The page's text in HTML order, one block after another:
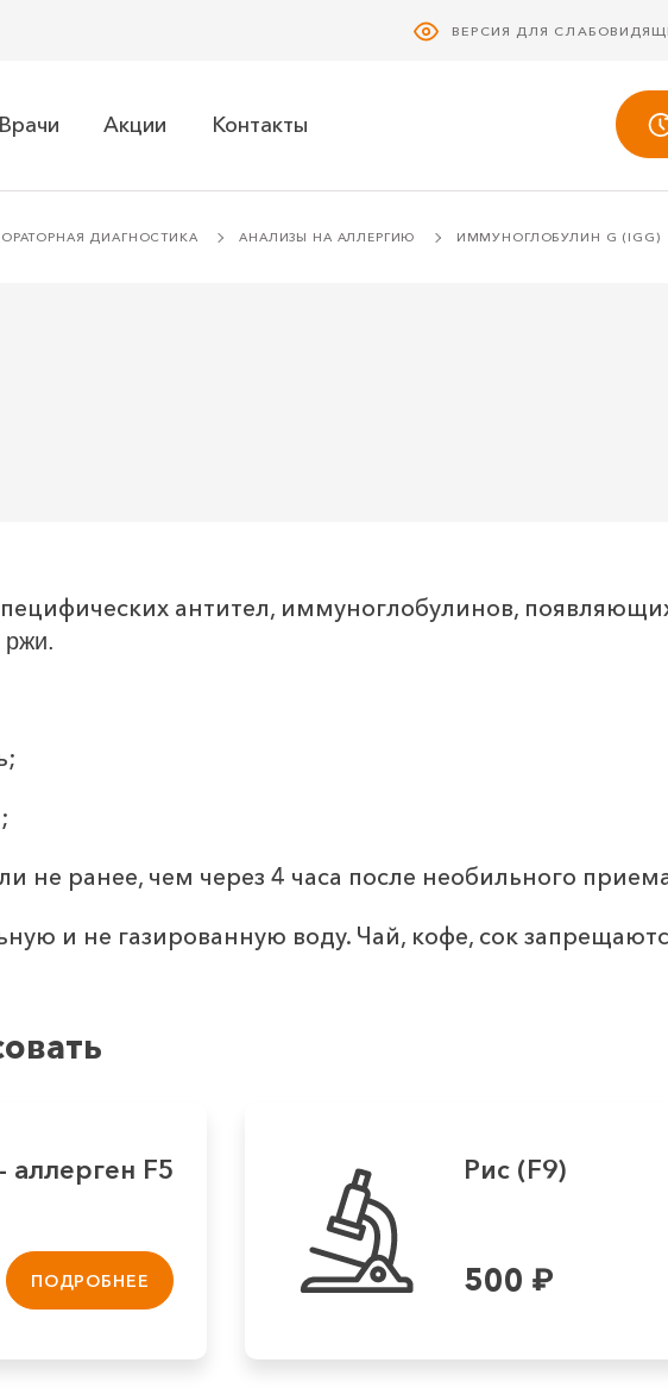
ВЕРСИЯ ДЛЯ
Врачи Акции Контакты
ДИАГНОСТИКА АНАЛИЗЫ НА АЛЛЕРГИЮ ИММУНОГЛОБУЛИН G (IGG)
антител, иммуноглобулинов,
ржи.
не ранее, чем через 4 часа после необильного
и не газированную воду. Чай, кофе, сок
аллерген F5
ПОДРОБНЕЕ
Рис (F9)
500 ₽